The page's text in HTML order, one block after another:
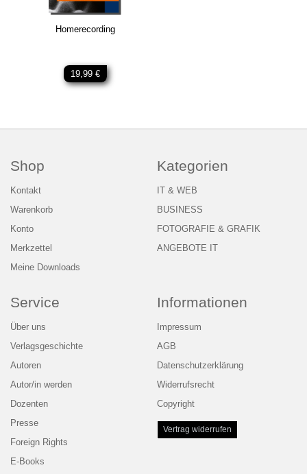
Homerecording
19,99 €
Shop
Kontakt
Warenkorb
Konto
Merkzettel
Meine Downloads
Kategorien
IT & WEB
BUSINESS
FOTOGRAFIE & GRAFIK
ANGEBOTE IT
Service
Über uns
Verlagsgeschichte
Autoren
Autor/in werden
Dozenten
Presse
Foreign Rights
E-Books
Informationen
Impressum
AGB
Datenschutzerklärung
Widerrufsrecht
Copyright
Vertrag widerrufen